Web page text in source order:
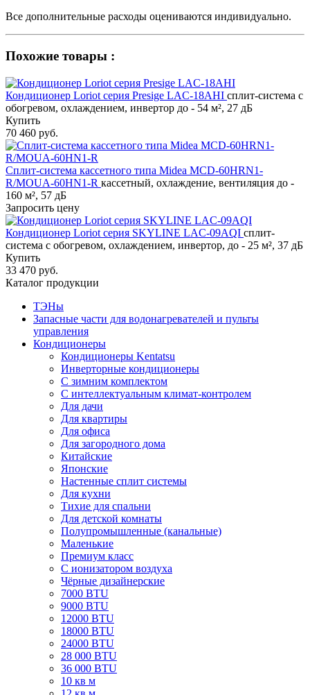
Все дополнительные расходы оцениваются индивидуально.
Похожие товары :
Кондиционер Loriot cерия Presige LAC-18AHI сплит-система с
обогревом, охлаждением, инвертор до - 54 м², 27 дБ
Купить
70 460 руб.
Сплит-система кассетного типа Midea MCD-60HRN1-
R/MOUA-60HN1-R кассетный, охлаждение, вентиляция до -
160 м², 57 дБ
Запросить цену
Кондиционер Loriot cерия SKYLINE LAC-09AQI сплит-
система с обогревом, охлаждением, инвертор, до - 25 м², 37 дБ
Купить
33 470 руб.
Каталог продукции
ТЭНы
Запасные части для водонагревателей и пульты
управления
Кондиционеры
Кондиционеры Kentatsu
Инверторные кондиционеры
С зимним комплектом
С интеллектуальным климат-контролем
Для дачи
Для квартиры
Для офиса
Для загородного дома
Китайские
Японские
Настенные сплит системы
Для кухни
Тихие для спальни
Для детской комнаты
Полупромышленные (канальные)
Маленькие
Премиум класс
C ионизатором воздуха
Чёрные дизайнерские
7000 BTU
9000 BTU
12000 BTU
18000 BTU
24000 BTU
28 000 BTU
36 000 BTU
10 кв м